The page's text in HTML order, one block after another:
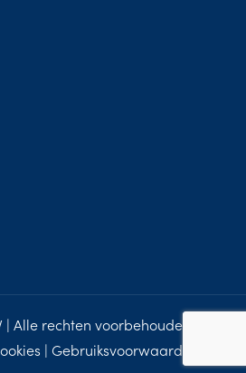
Alle rechten voorbehouden.
| Gebruiksvoorwaarden